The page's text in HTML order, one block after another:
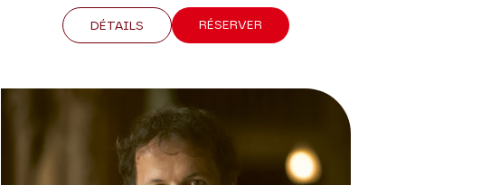
DÉTAILS RÉSERVER